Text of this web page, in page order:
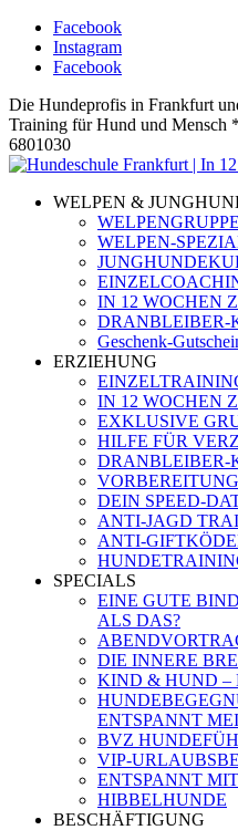
Facebook
Instagram
Facebook
Die Hundeprofis in Frankfurt
Training für Hund und Mensch
6801030
WELPEN &
WELPENGRUPPE
WELPEN-
IN 12 WOCHEN
DRANBLEIBER-
Geschenk-
ERZIEHUNG
IN 12 WOCHEN
EXKLUSIVE
HILFE FÜR
DRANBLEIBER-
DEIN SPEED-
ANTI-JAGD
ANTI-
SPECIALS
EINE GUTE
ALS DAS?
DIE INNERE
KIND & HUND –
ENTSPANNT
BVZ
VIP-
ENTSPANNT
HIBBELHUNDE
BESCHÄFTIGUNG